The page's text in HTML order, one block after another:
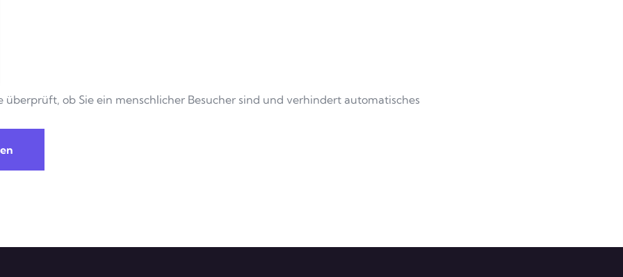
überprüft, ob Sie ein menschlicher Besucher sind und verhindert automatisches